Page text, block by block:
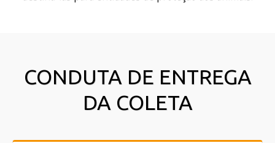
CONDUTA DE ENTREGA
DA COLETA